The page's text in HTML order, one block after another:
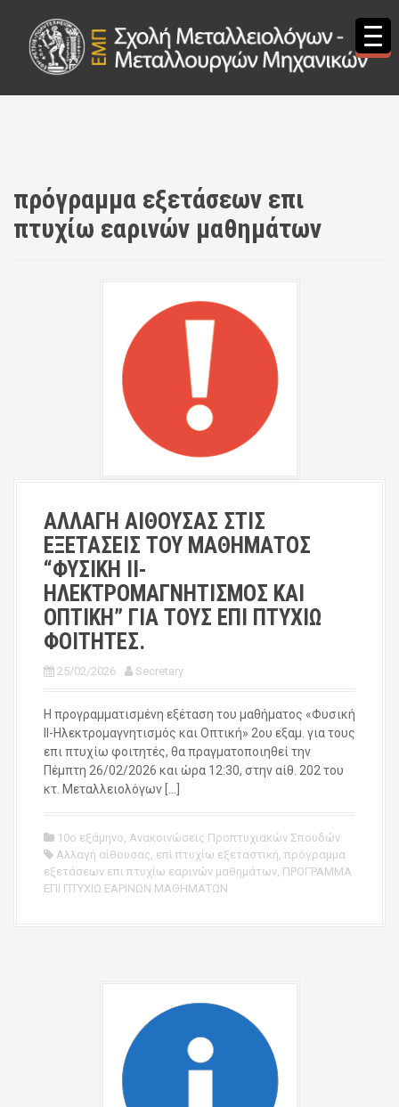
πρόγραμμα εξετάσεων επι
πτυχίω εαρινών μαθημάτων
ΑΛΛΑΓΗ ΑΙΘΟΥΣΑΣ ΣΤΙΣ
ΕΞΕΤΑΣΕΙΣ ΤΟΥ ΜΑΘΗΜΑΤΟΣ
“ΦΥΣΙΚΗ ΙΙ-
ΗΛΕΚΤΡΟΜΑΓΝΗΤΙΣΜΟΣ ΚΑΙ
ΟΠΤΙΚΗ” ΓΙΑ ΤΟΥΣ ΕΠΙ ΠΤΥΧΙΩ
ΦΟΙΤΗΤΕΣ.
25/02/2026 Secretary
Η προγραμματισμένη εξέταση του μαθήματος «Φυσική
ΙΙ-Ηλεκτρομαγνητισμός και Οπτική» 2ου εξαμ. για τους
επι πτυχίω φοιτητές, θα πραγματοποιηθεί την
Πέμπτη 26/02/2026 και ώρα 12:30, στην αίθ. 202 του
κτ. Μεταλλειολόγων […]
10ο εξάμηνο, Ανακοινώσεις Προπτυχιακών Σπουδών
Αλλαγή αίθουσας, επί πτυχίω εξεταστική, πρόγραμμα
εξετάσεων επι πτυχίω εαρινών μαθημάτων, ΠΡΟΓΡΑΜΜΑ
ΕΠΙ ΠΤΥΧΙΩ ΕΑΡΙΝΩΝ ΜΑΘΗΜΑΤΩΝ